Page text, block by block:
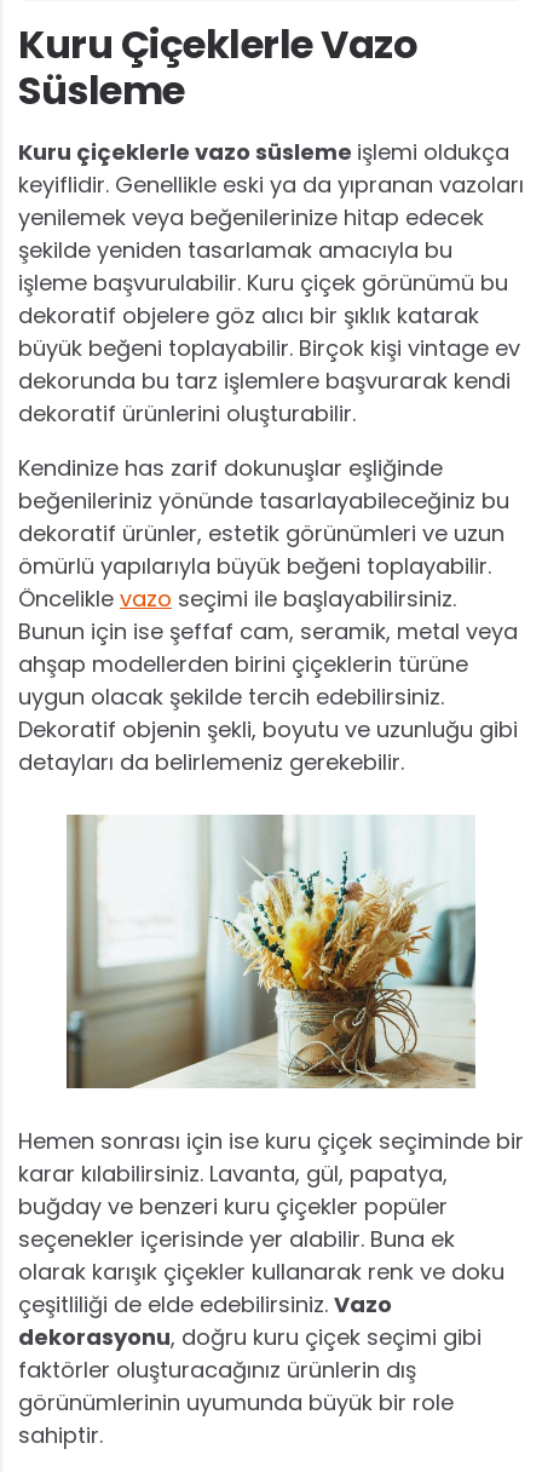
Kuru Çiçeklerle Vazo
Süsleme
Kuru çiçeklerle vazo süsleme işlemi oldukça
keyiflidir. Genellikle eski ya da yıpranan vazoları
yenilemek veya beğenilerinize hitap edecek
şekilde yeniden tasarlamak amacıyla bu
işleme başvurulabilir. Kuru çiçek görünümü bu
dekoratif objelere göz alıcı bir şıklık katarak
büyük beğeni toplayabilir. Birçok kişi vintage ev
dekorunda bu tarz işlemlere başvurarak kendi
dekoratif ürünlerini oluşturabilir.
Kendinize has zarif dokunuşlar eşliğinde
beğenileriniz yönünde tasarlayabileceğiniz bu
dekoratif ürünler, estetik görünümleri ve uzun
ömürlü yapılarıyla büyük beğeni toplayabilir.
Öncelikle vazo seçimi ile başlayabilirsiniz.
Bunun için ise şeffaf cam, seramik, metal veya
ahşap modellerden birini çiçeklerin türüne
uygun olacak şekilde tercih edebilirsiniz.
Dekoratif objenin şekli, boyutu ve uzunluğu gibi
detayları da belirlemeniz gerekebilir.
Hemen sonrası için ise kuru çiçek seçiminde bir
karar kılabilirsiniz. Lavanta, gül, papatya,
buğday ve benzeri kuru çiçekler popüler
seçenekler içerisinde yer alabilir. Buna ek
olarak karışık çiçekler kullanarak renk ve doku
çeşitliliği de elde edebilirsiniz. Vazo
dekorasyonu, doğru kuru çiçek seçimi gibi
faktörler oluşturacağınız ürünlerin dış
görünümlerinin uyumunda büyük bir role
sahiptir.